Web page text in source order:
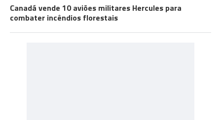
Canadá vende 10 aviões militares Hercules para
combater incêndios florestais